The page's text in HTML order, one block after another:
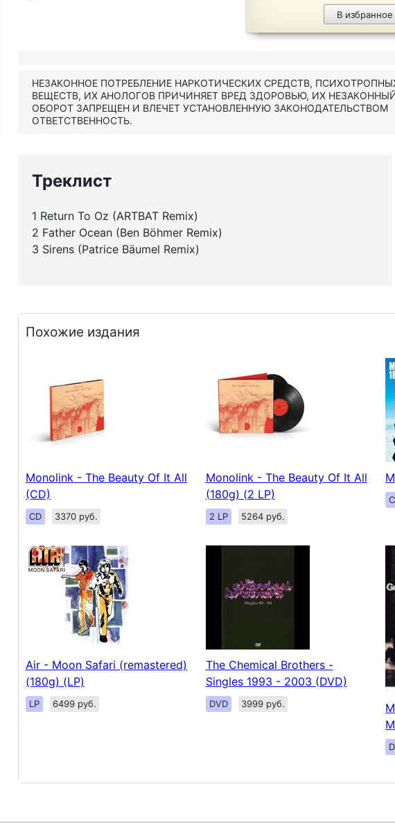
В избранное
НЕЗАКОННОЕ ПОТРЕБЛЕНИЕ НАРКОТИЧЕСКИХ СРЕДСТВ,
ВЕЩЕСТВ, ИХ АНОЛОГОВ ПРИЧИНЯЕТ ВРЕД ЗДОРОВЬЮ, ИХ
ОБОРОТ ЗАПРЕЩЕН И ВЛЕЧЕТ УСТАНОВЛЕННУЮ ЗАКОНОДАТЕЛЬСТВОМ
ОТВЕТСТВЕННОСТЬ.
Треклист
1 Return To Oz (ARTBAT Remix)
2 Father Ocean (Ben Böhmer Remix)
3 Sirens (Patrice Bäumel Remix)
Похожие издания
Monolink - The Beauty Of It All
(CD)
CD 3370 руб.
Monolink - The Beauty Of It All
(180g) (2 LP)
2 LP 5264 руб.
Air - Moon Safari (remastered)
(180g) (LP)
LP 6499 руб.
The Chemical Brothers -
Singles 1993 - 2003 (DVD)
DVD 3999 руб.